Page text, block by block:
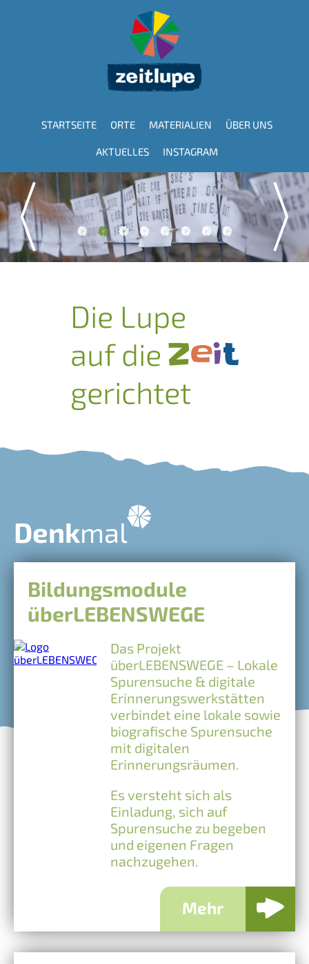
Hauptnavigation
STARTSEITE ORTE MATERIALIEN ÜBER UNS
AKTUELLES INSTAGRAM
Die Lupe
auf die
gerichtet
Denkmal
Bildungsmodule
überLEBENSWEGE
Das Projekt
überLEBENSWEGE – Lokale
Spurensuche & digitale
Erinnerungswerkstätten
verbindet eine lokale sowie
biografische Spurensuche
mit digitalen
Erinnerungsräumen.
Es versteht sich als
Einladung, sich auf
Spurensuche zu begeben
und eigenen Fragen
nachzugehen.
Mehr